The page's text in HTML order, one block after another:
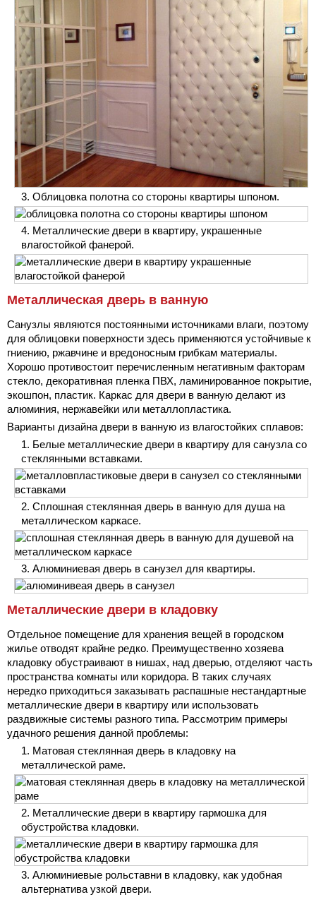
Облицовка полотна со стороны квартиры шпоном.
Металлические двери в квартиру, украшенные
влагостойкой фанерой.
Металлическая дверь в ванную
Санузлы являются постоянными источниками влаги, поэтому
для облицовки поверхности здесь применяются устойчивые к
гниению, ржавчине и вредоносным грибкам материалы.
Хорошо противостоит перечисленным негативным факторам
стекло, декоративная пленка ПВХ, ламинированное покрытие,
экошпон, пластик. Каркас для двери в ванную делают из
алюминия, нержавейки или металлопластика.
Варианты дизайна двери в ванную из влагостойких сплавов:
Белые металлические двери в квартиру для санузла со
стеклянными вставками.
Сплошная стеклянная дверь в ванную для душа на
металлическом каркасе.
Алюминиевая дверь в санузел для квартиры.
Металлические двери в кладовку
Отдельное помещение для хранения вещей в городском
жилье отводят крайне редко. Преимущественно хозяева
кладовку обустраивают в нишах, над дверью, отделяют часть
пространства комнаты или коридора. В таких случаях
нередко приходиться заказывать распашные нестандартные
металлические двери в квартиру или использовать
раздвижные системы разного типа. Рассмотрим примеры
удачного решения данной проблемы:
Матовая стеклянная дверь в кладовку на
металлической раме.
Металлические двери в квартиру гармошка для
обустройства кладовки.
Алюминиевые рольставни в кладовку, как удобная
альтернатива узкой двери.